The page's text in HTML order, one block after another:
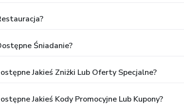
Śniadanie?
Jakieś Zniżki Lub Oferty Specjalne?
Jakieś Kody Promocyjne Lub Kupony?